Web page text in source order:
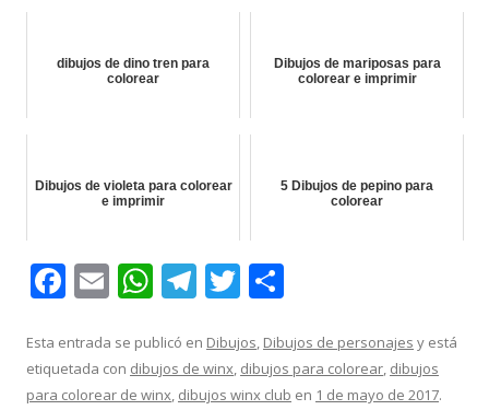
dibujos de dino tren para
colorear
Dibujos de mariposas para
colorear e imprimir
Dibujos de violeta para colorear
e imprimir
5 Dibujos de pepino para
colorear
F
e
b
E
ai
l
W
at
s
T
e
gr
T
itt
er
m
p
Esta entrada se publicó en Dibujos, Dibujos de personajes y está
etiquetada con dibujos de winx, dibujos para colorear, dibujos
para colorear de winx, dibujos winx club en 1 de mayo de 2017.